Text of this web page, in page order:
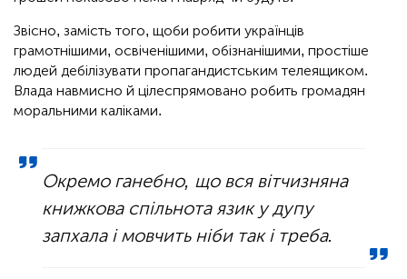
Звісно, замість того, щоби робити українців
грамотнішими, освіченішими, обізнанішими, простіше
людей дебілізувати пропагандистським телеящиком.
Влада навмисно й цілеспрямовано робить громадян
моральними каліками.
Окремо ганебно, що вся вітчизняна
книжкова спільнота язик у дупу
запхала і мовчить ніби так і треба.